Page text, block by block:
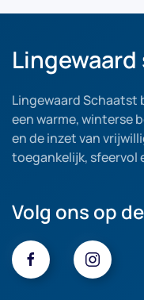
Lingewaard Schaatst
een warme, winterse
en de inzet van
toegankelijk, sfeervol
Volg ons op